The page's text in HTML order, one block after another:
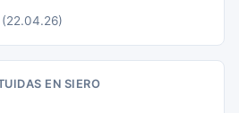
(22.04.26)
EN SIERO